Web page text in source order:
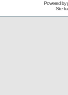
Powered by
Site